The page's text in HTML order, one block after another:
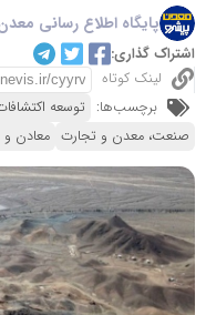
پایگاه اطلاع رسانی
اشتراک گذاری:
لینک کوتاه
برچسب‌ها:
توسعه
صنعت، معدن و تجارت معادن و